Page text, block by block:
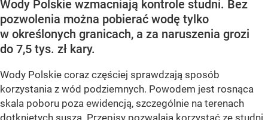
Wody Polskie wzmacniają kontrole studni. Bez
pozwolenia można pobierać wodę tylko
w określonych granicach, a za naruszenia grozi
do 7,5 tys. zł kary.
Wody Polskie coraz częściej sprawdzają sposób
korzystania z wód podziemnych. Powodem jest rosnąca
skala poboru poza ewidencją, szczególnie na terenach
dotkniętych suszą. Przepisy pozwalają korzystać ze studni